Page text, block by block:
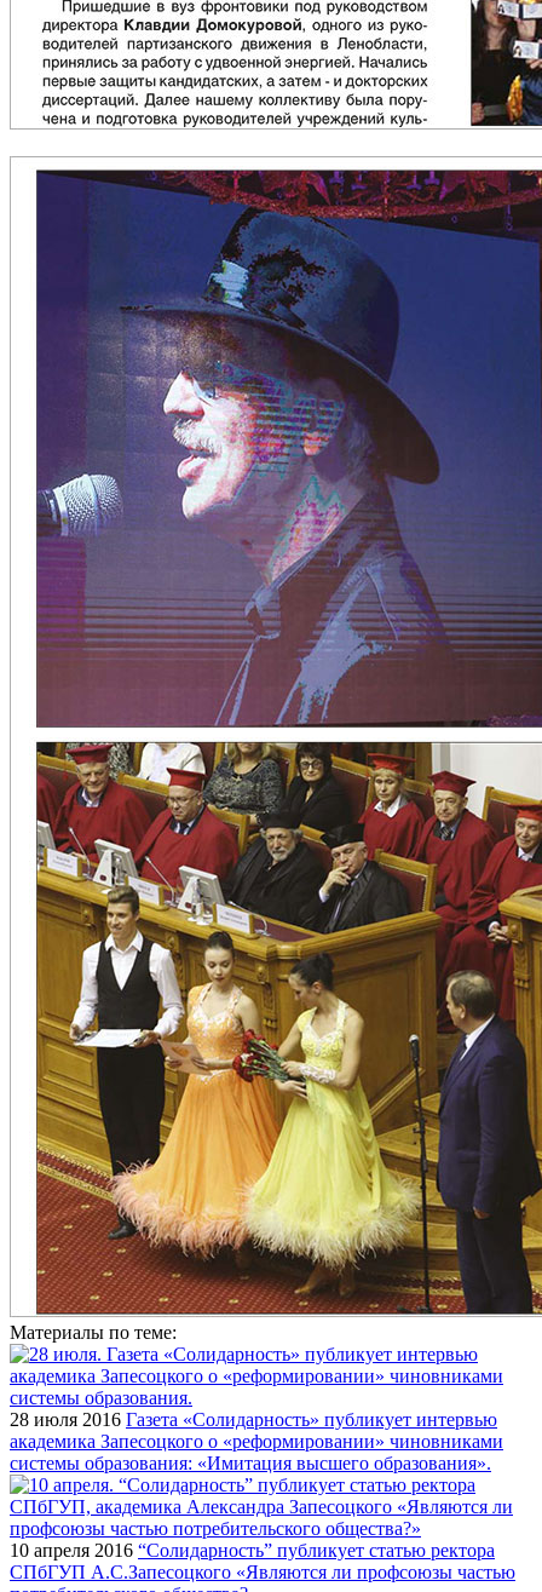
Материалы по теме:
28 июля 2016 Газета «Солидарность» публикует интервью
академика Запесоцкого о «реформировании» чиновниками
системы образования: «Имитация высшего образования».
10 апреля 2016 “Солидарность” публикует статью ректора
СПбГУП А.С.Запесоцкого «Являются ли профсоюзы частью